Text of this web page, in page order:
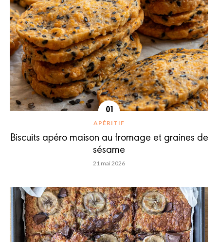
APÉRITIF
Biscuits apéro maison au fromage et graines de
sésame
21 mai 2026